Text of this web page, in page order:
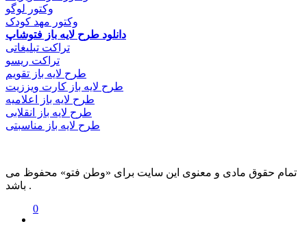
وکتور لوگو
وکتور مهد کودک
دانلود طرح لایه باز فتوشاپ
تراکت تبلیغاتی
تراکت ریسو
طرح لایه باز تقویم
طرح لایه باز کارت ویززیت
طرح لایه باز اعلامیه
طرح لایه باز انقلابی
طرح لایه باز مناسبتی
تمام حقوق مادی و معنوی این سایت برای «وطن فتو» محفوظ می
باشد .
0